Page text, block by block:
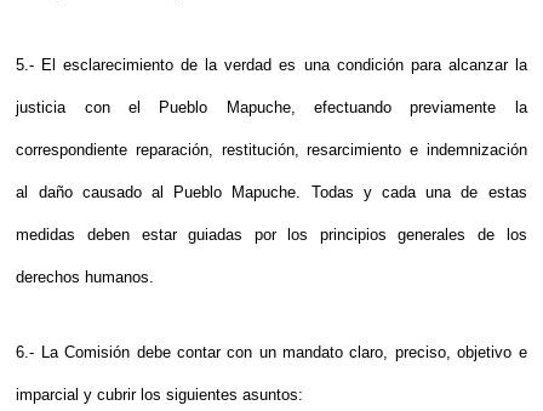
5.- El esclarecimiento de la verdad es una condición para alcanzar la
justicia con el Pueblo Mapuche, efectuando previamente la
correspondiente reparación, restitución, resarcimiento e indemnización
al daño causado al Pueblo Mapuche. Todas y cada una de estas
medidas deben estar guiadas por los principios generales de los
derechos humanos.
6.- La Comisión debe contar con un mandato claro, preciso, objetivo e
imparcial y cubrir los siguientes asuntos: